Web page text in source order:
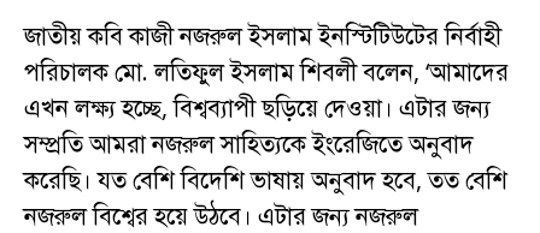
জাতীয় কবি কাজী নজরুল ইসলাম ইনস্টিটিউটের নির্বাহী
পরিচালক মো. লতিফুল ইসলাম শিবলী বলেন, ‘আমাদের
এখন লক্ষ্য হচ্ছে, বিশ্বব্যাপী ছড়িয়ে দেওয়া। এটার জন্য
সম্প্রতি আমরা নজরুল সাহিত্যকে ইংরেজিতে অনুবাদ
করেছি। যত বেশি বিদেশি ভাষায় অনুবাদ হবে, তত বেশি
নজরুল বিশ্বের হয়ে উঠবে। এটার জন্য নজরুল